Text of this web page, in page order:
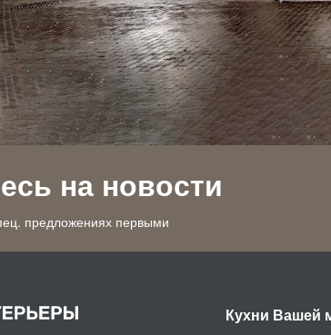
на новости
предложениях первыми
Кухни Вашей